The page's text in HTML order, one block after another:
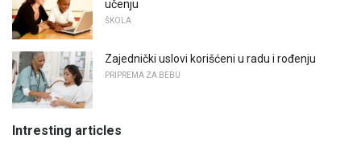
učenju
ŠKOLA
Zajednički uslovi korišćeni u radu i rođenju
PRIPREMA ZA BEBU
Intresting articles